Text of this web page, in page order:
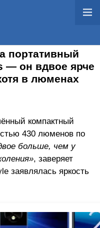
портативный
— он вдвое ярче
в люменах
компактный
430 люменов по
больше, чем у
, заверяет
заявлялась яркость